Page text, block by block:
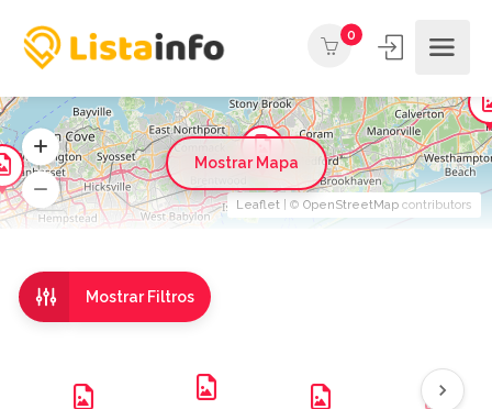
0
Mostrar Filtros
Leaflet | © OpenStreetMap contributors
Mostrar Mapa